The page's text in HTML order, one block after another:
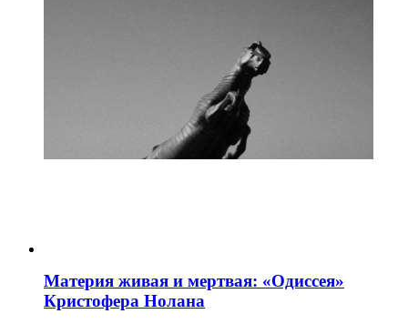
Материя живая и мертвая: «Одиссея»
Кристофера Нолана